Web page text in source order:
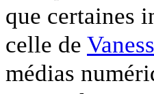
que certaines
celle de
médias